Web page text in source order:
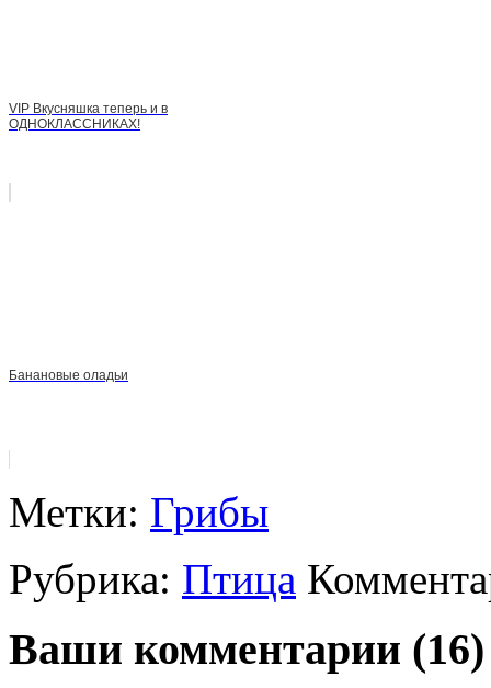
VIP Вкусняшка теперь и в
ОДНОКЛАССНИКАХ!
Банановые оладьи
Метки: Грибы
Рубрика: Птица
Ваши комментарии